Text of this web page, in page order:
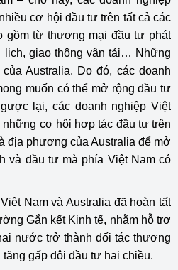
cơ hội đầu tư trên tất cả các
gồm từ thương mại đầu tư phát
lịch, giao thông vận tải… Những
Australia. Do đó, các doanh
muốn có thể mở rộng đầu tư
lại, các doanh nghiệp Việt
những cơ hội hợp tác đầu tư trên
địa phương của Australia để mở
và đầu tư mà phía Việt Nam có
Nam và Australia đã hoàn tất
Gắn kết Kinh tế, nhằm hỗ trợ
nước trở thành đối tác thương
gấp đôi đầu tư hai chiều.